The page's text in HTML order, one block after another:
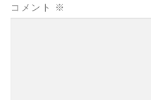
コメント ※